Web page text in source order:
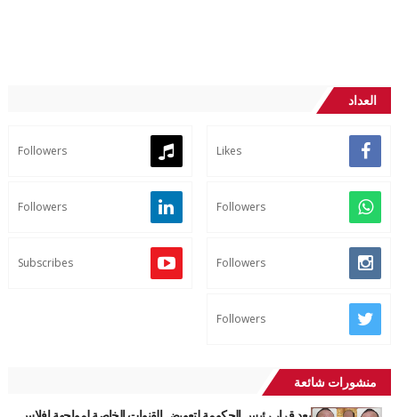
العداد
Likes
Followers
Followers
Followers
Followers
Subscribes
Followers
منشورات شائعة